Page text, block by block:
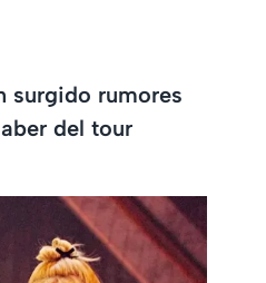
surgido rumores
del tour